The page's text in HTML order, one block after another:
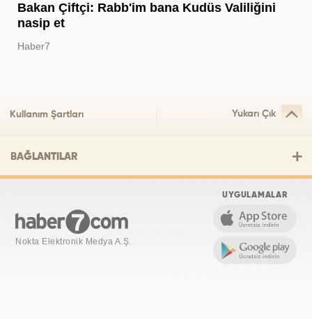
Bakan Çiftçi: Rabb'im bana Kudüs Valiliğini
nasip et
Haber7
Kullanım Şartları Yukarı Çık
BAĞLANTILAR
Nokta Elektronik Medya A.Ş.
UYGULAMALAR